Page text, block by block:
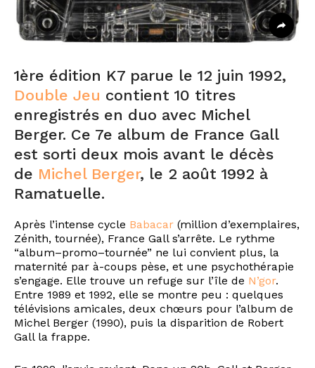
1ère édition K7 parue le 12 juin 1992,
Double Jeu contient 10 titres
enregistrés en duo avec Michel
Berger. Ce 7e album de France Gall
est sorti deux mois avant le décès
de Michel Berger, le 2 août 1992 à
Ramatuelle.
Après l’intense cycle Babacar (million d’exemplaires,
Zénith, tournée), France Gall s’arrête. Le rythme
“album–promo–tournée” ne lui convient plus, la
maternité par à-coups pèse, et une psychothérapie
s’engage. Elle trouve un refuge sur l’île de N’gor.
Entre 1989 et 1992, elle se montre peu : quelques
télévisions amicales, deux chœurs pour l’album de
Michel Berger (1990), puis la disparition de Robert
Gall la frappe.